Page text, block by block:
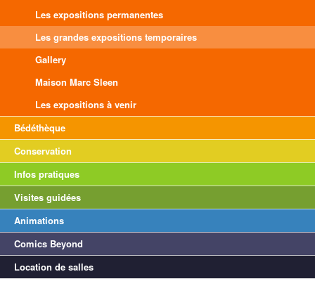
Les expositions permanentes
Les grandes expositions temporaires
Gallery
Maison Marc Sleen
Les expositions à venir
Bédéthèque
Conservation
Infos pratiques
Visites guidées
Animations
Comics Beyond
Location de salles